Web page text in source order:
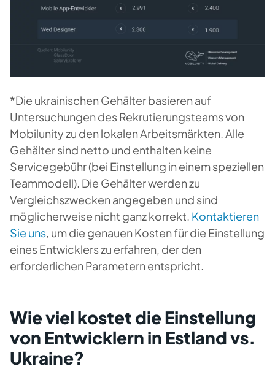
*Die ukrainischen Gehälter basieren auf
Untersuchungen des Rekrutierungsteams von
Mobilunity zu den lokalen Arbeitsmärkten. Alle
Gehälter sind netto und enthalten keine
Servicegebühr (bei Einstellung in einem speziellen
Teammodell). Die Gehälter werden zu
Vergleichszwecken angegeben und sind
möglicherweise nicht ganz korrekt. Kontaktieren
Sie uns, um die genauen Kosten für die Einstellung
eines Entwicklers zu erfahren, der den
erforderlichen Parametern entspricht.
Wie viel kostet die Einstellung
von Entwicklern in Estland vs.
Ukraine?